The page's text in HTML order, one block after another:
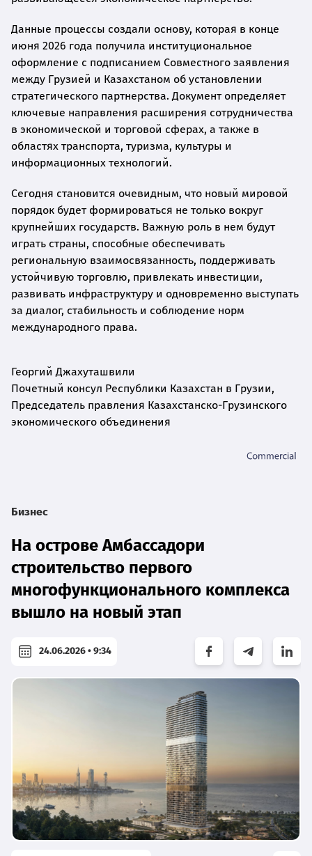
Данные процессы создали основу, которая в конце
июня 2026 года получила институциональное
оформление с подписанием Совместного заявления
между Грузией и Казахстаном об установлении
стратегического партнерства. Документ определяет
ключевые направления расширения сотрудничества
в экономической и торговой сферах, а также в
областях транспорта, туризма, культуры и
информационных технологий.
Сегодня становится очевидным, что новый мировой
порядок будет формироваться не только вокруг
крупнейших государств. Важную роль в нем будут
играть страны, способные обеспечивать
региональную взаимосвязанность, поддерживать
устойчивую торговлю, привлекать инвестиции,
развивать инфраструктуру и одновременно выступать
за диалог, стабильность и соблюдение норм
международного права.
Георгий Джахуташвили
Почетный консул Республики Казахстан в Грузии,
Председатель правления Казахстанско-Грузинского
экономического объединения
Бизнес
На острове Амбассадори
строительство первого
многофункционального комплекса
вышло на новый этап
24.06.2026 • 9:34